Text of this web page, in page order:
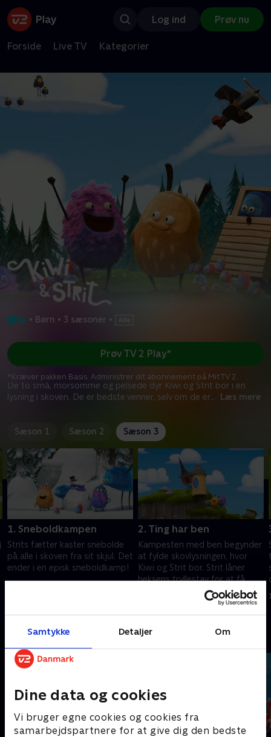
Samtykke Detaljer Om
Dine data og cookies
Vi bruger egne cookies og cookies fra
samarbejdspartnere for at give dig den bedste
Log ind Prøv nu
Forside Live TV Kategorier
• Børn • 3 sæsoner •
De to små, morsomme og pelsede dyr Kiwi og Strit bor i en
lysning i skoven. De er bedste venner, selv om de er... Læs mere
Prøv TV 2 Play*
*Kræver pakken Basis. Administrer dit abonnement på Mit TV 2.
Sæson 1 Sæson 2 Sæson 3
1. Sneboldkampen
Strits fætter kaster snebolde
på alle i skoven fra sit skjul. Det
ender i en episk sneboldkamp!
2. Ting har ben
Kampesten med ben begynder
at fylde skovlysningen, hvor
Kiwi og Strit bor. Strit låner
heksens tryllestav for at få
dem til at forsvinde...
1. november 2022 • 4 min
Andre så også